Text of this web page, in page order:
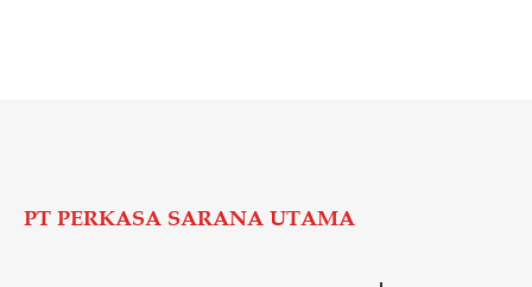
PT PERKASA SARANA UTAMA